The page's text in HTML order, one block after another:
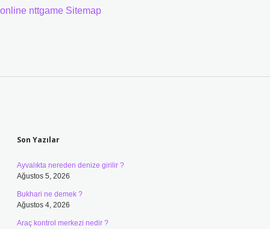
online nttgame Sitemap
Son Yazılar
Ayvalıkta nereden denize girilir ?
Ağustos 5, 2026
Bukhari ne demek ?
Ağustos 4, 2026
Araç kontrol merkezi nedir ?